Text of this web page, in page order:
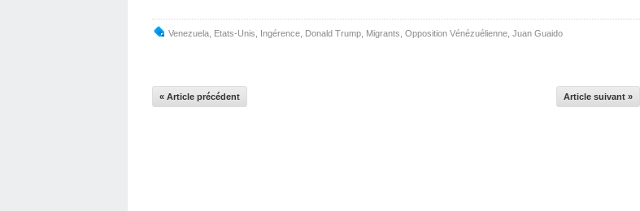
Venezuela Etats-Unis Ingérence Donald Trump Migrants Opposition Vénézuélienne Juan Guaido
« Article précédent Article suivant »